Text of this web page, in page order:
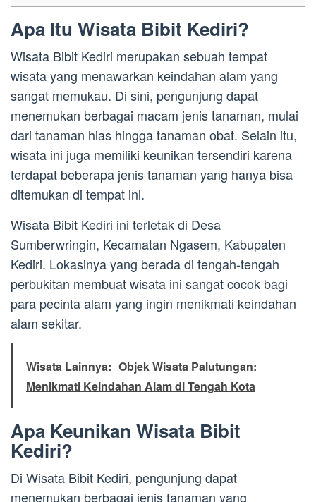
Apa Itu Wisata Bibit Kediri?
Wisata Bibit Kediri merupakan sebuah tempat
wisata yang menawarkan keindahan alam yang
sangat memukau. Di sini, pengunjung dapat
menemukan berbagai macam jenis tanaman, mulai
dari tanaman hias hingga tanaman obat. Selain itu,
wisata ini juga memiliki keunikan tersendiri karena
terdapat beberapa jenis tanaman yang hanya bisa
ditemukan di tempat ini.
Wisata Bibit Kediri ini terletak di Desa
Sumberwringin, Kecamatan Ngasem, Kabupaten
Kediri. Lokasinya yang berada di tengah-tengah
perbukitan membuat wisata ini sangat cocok bagi
para pecinta alam yang ingin menikmati keindahan
alam sekitar.
Wisata Lainnya: Objek Wisata Palutungan:
Menikmati Keindahan Alam di Tengah Kota
Apa Keunikan Wisata Bibit
Kediri?
Di Wisata Bibit Kediri, pengunjung dapat
menemukan berbagai jenis tanaman yang